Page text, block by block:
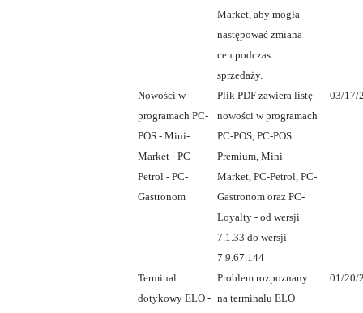
Market, aby mogła
następować zmiana
cen podczas
sprzedaży.
Nowości w
programach PC-
POS - Mini-
Market - PC-
Petrol - PC-
Gastronom
Plik PDF zawiera listę
nowości w programach
PC-POS, PC-POS
Premium, Mini-
Market, PC-Petrol, PC-
Gastronom oraz PC-
Loyalty - od wersji
7.1.33 do wersji
7.9.67.144
03/17/
Terminal
dotykowy ELO -
Problem rozpoznany
na terminalu ELO
01/20/